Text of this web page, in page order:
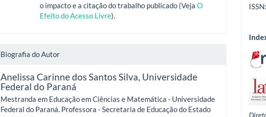
o impacto e a citação do trabalho publicado (VejaO
Efeito do Acesso Livre).
Biografia do Autor
Anelissa Carinne dos Santos Silva, Universidade
Federal do Paraná
Mestranda em Educação em Ciências e Matemática - Universidade
Federal do Paraná. Professora - Secretaria de Educação do Estado